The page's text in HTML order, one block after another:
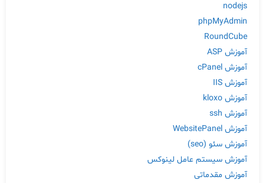
nodejs
phpMyAdmin
RoundCube
آموزش ASP
آموزش cPanel
آموزش IIS
آموزش kloxo
آموزش ssh
آموزش WebsitePanel
آموزش سئو (seo)
آموزش سیستم عامل لینوکس
آموزش مقدماتی